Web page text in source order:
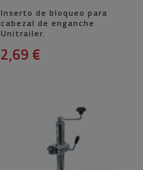
Inserto de bloqueo para
cabezal de enganche
Unitrailer.
2,69 €